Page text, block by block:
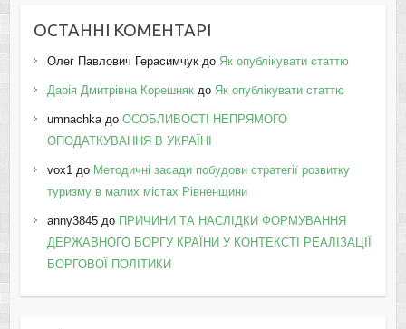
ОСТАННІ КОМЕНТАРІ
Олег Павлович Герасимчукдо Як опублікувати статтю
Дарія Дмитрівна Корешнякдо Як опублікувати статтю
umnachkaдо ОСОБЛИВОСТІ НЕПРЯМОГО
ОПОДАТКУВАННЯ В УКРАЇНІ
vox1до Методичні засади побудови стратегії розвитку
туризму в малих містах Рівненщини
anny3845до ПРИЧИНИ ТА НАСЛІДКИ ФОРМУВАННЯ
ДЕРЖАВНОГО БОРГУ КРАЇНИ У КОНТЕКСТІ РЕАЛІЗАЦІЇ
БОРГОВОЇ ПОЛІТИКИ